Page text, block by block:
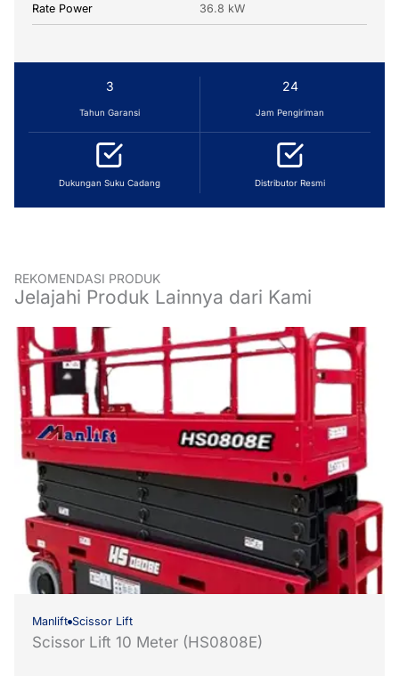
Rate Power 36.8 kW
3
Tahun Garansi
24
Jam Pengiriman
Dukungan Suku Cadang Distributor Resmi
REKOMENDASI PRODUK
Jelajahi Produk Lainnya dari Kami
Manlift Scissor Lift
Scissor Lift 10 Meter (HS0808E)